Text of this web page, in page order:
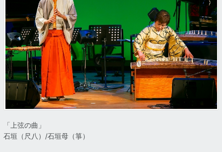
「上弦の曲」
石垣（尺八）/石垣母（箏）